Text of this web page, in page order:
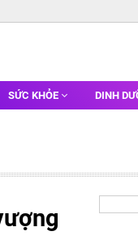
SỨC KHỎE DINH